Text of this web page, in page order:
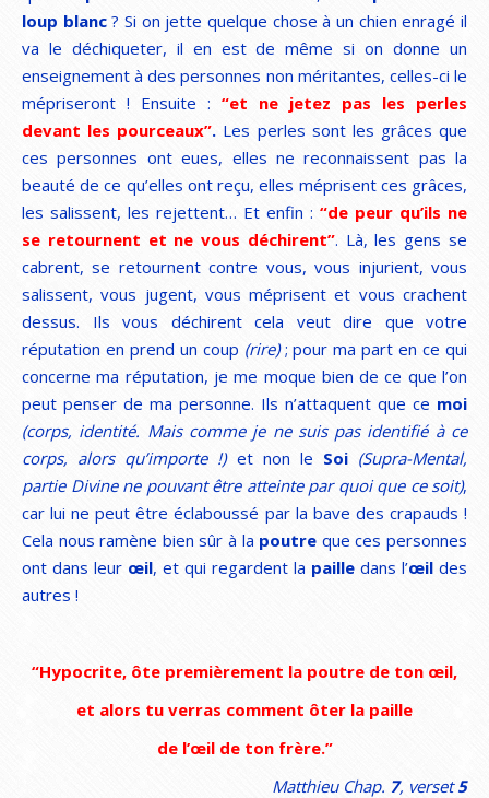
loup blanc? Si on jette quelque chose à un chien enragé il
va le déchiqueter, il en est de même si on donne un
enseignement à des personnes non méritantes, celles-ci le
mépriseront ! Ensuite : “et ne jetez pas les perles
devant les pourceaux”. Les perles sont les grâces que
ces personnes ont eues, elles ne reconnaissent pas la
beauté de ce qu’elles ont reçu, elles méprisent ces grâces,
les salissent, les rejettent… Et enfin : “de peur qu’ils ne
se retournent et ne vous déchirent”. Là, les gens se
cabrent, se retournent contre vous, vous injurient, vous
salissent, vous jugent, vous méprisent et vous crachent
dessus. Ils vous déchirent cela veut dire que votre
réputation en prend un coup (rire); pour ma part en ce qui
concerne ma réputation, je me moque bien de ce que l’on
peut penser de ma personne. Ils n’attaquent que ce moi
(corps, identité. Mais comme je ne suis pas identifié à ce
corps, alors qu’importe !) et non le Soi (Supra-Mental,
partie Divine ne pouvant être atteinte par quoi que ce soit),
car lui ne peut être éclaboussé par la bave des crapauds !
Cela nous ramène bien sûr à la poutre que ces personnes
ont dans leur œil, et qui regardent la paille dans l’œil des
autres !
“Hypocrite, ôte premièrement la poutre de ton œil,
et alors tu verras comment ôter la paille
de l’œil de ton frère.”
Matthieu Chap. 7, verset5